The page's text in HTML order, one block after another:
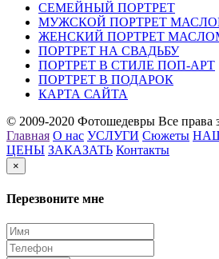
СЕМЕЙНЫЙ ПОРТРЕТ
МУЖСКОЙ ПОРТРЕТ
ЖЕНСКИЙ ПОРТРЕТ
ПОРТРЕТ НА СВАДЬБУ
ПОРТРЕТ В СТИЛЕ ПОП-АРТ
ПОРТРЕТ В ПОДАРОК
КАРТА САЙТА
© 2009-2020 Фотошедевры Все
Главная О нас УСЛУГИ Сюжеты
ЦЕНЫ ЗАКАЗАТЬ Контакты
×
Перезвоните мне